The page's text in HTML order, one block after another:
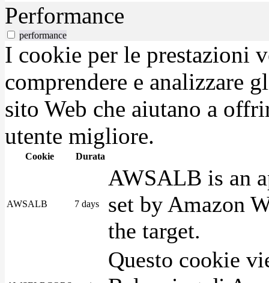
Performance
performance
I cookie per le prestazioni
comprendere e analizzare
sito Web che aiutano a
utente migliore.
Cookie Durata
AWSALB 7 days
AWSALB is an
set by Amazon
the target.
Questo cookie